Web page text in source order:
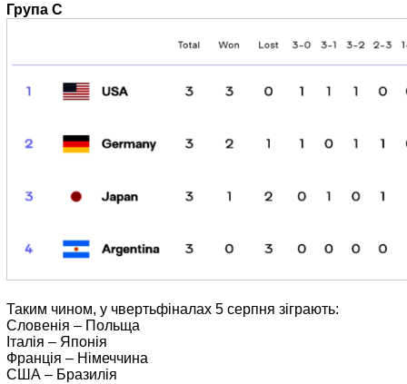
Група C
Таким чином, у чвертьфіналах 5 серпня зіграють:
Словенія – Польща
Італія – Японія
Франція – Німеччина
США – Бразилія